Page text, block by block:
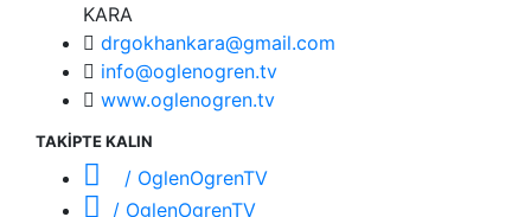
KARA
drgokhankara@gmail.com
info@oglenogren.tv
www.oglenogren.tv
TAKİPTE KALIN
/ OglenOgrenTV
/ OglenOgrenTV